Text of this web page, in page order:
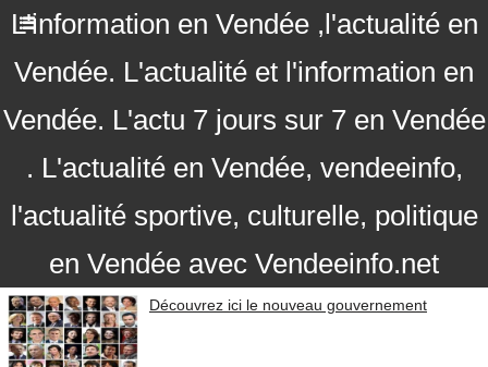
L'information en Vendée ,l'actualité en
Vendée. L'actualité et l'information en
Vendée. L'actu 7 jours sur 7 en Vendée
. L'actualité en Vendée, vendeeinfo,
l'actualité sportive, culturelle, politique
en Vendée avec Vendeeinfo.net
Découvrez ici le nouveau gouvernement